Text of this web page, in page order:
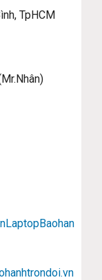
TpHCM